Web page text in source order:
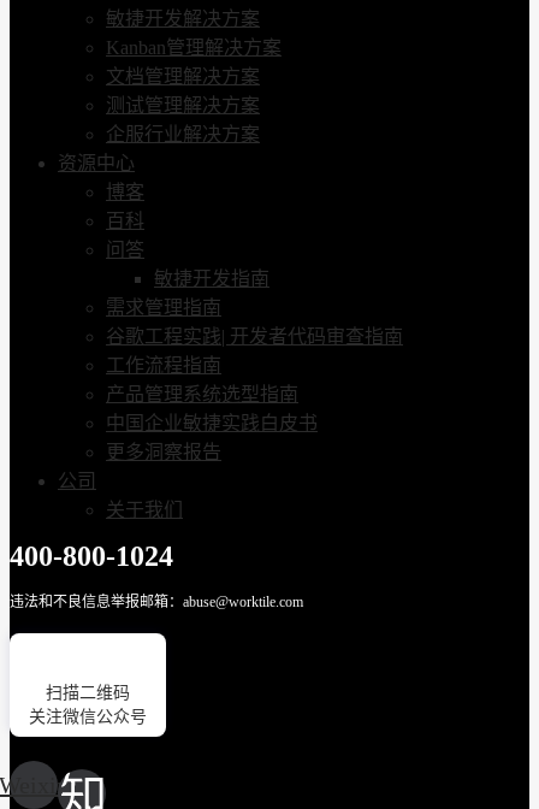
敏捷开发解决方案
Kanban管理解决方案
文档管理解决方案
测试管理解决方案
企服行业解决方案
资源中心
博客
百科
问答
敏捷开发指南
需求管理指南
谷歌工程实践| 开发者代码审查指南
工作流程指南
产品管理系统选型指南
中国企业敏捷实践白皮书
更多洞察报告
公司
关于我们
400-800-1024
违法和不良信息举报邮箱：abuse@worktile.com
扫描二维码
关注微信公众号
Weixin